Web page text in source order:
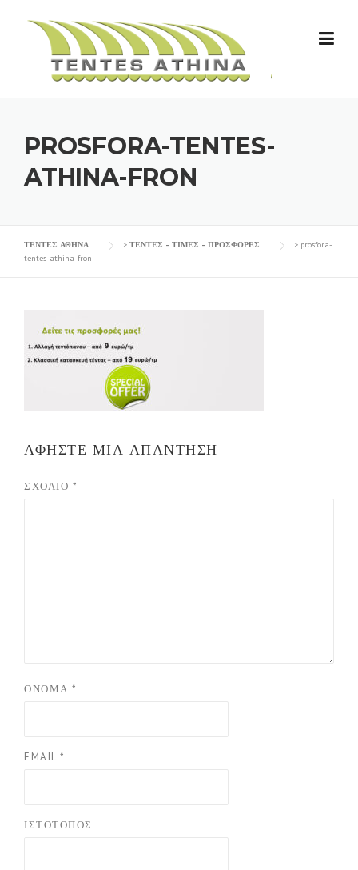
PROSFORA-TENTES-
ATHINA-FRON
ΤΕΝΤΕΣ ΑΘΗΝΑ > ΤΕΝΤΕΣ – ΤΙΜΕΣ – ΠΡΟΣΦΟΡΕΣ > prosfora-
tentes-athina-fron
ΑΦΉΣΤΕ ΜΙΑ ΑΠΆΝΤΗΣΗ
ΣΧΌΛΙΟ *
ΌΝΟΜΑ *
EMAIL *
ΙΣΤΌΤΟΠΟΣ